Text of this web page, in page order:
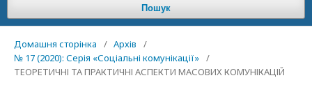
Пошук
Домашня сторінка / Архів
/
№ 17 (2020): Серія «Соціальні комунікації» /
ТЕОРЕТИЧНІ ТА ПРАКТИЧНІ АСПЕКТИ МАСОВИХ КОМУНІКАЦІЙ